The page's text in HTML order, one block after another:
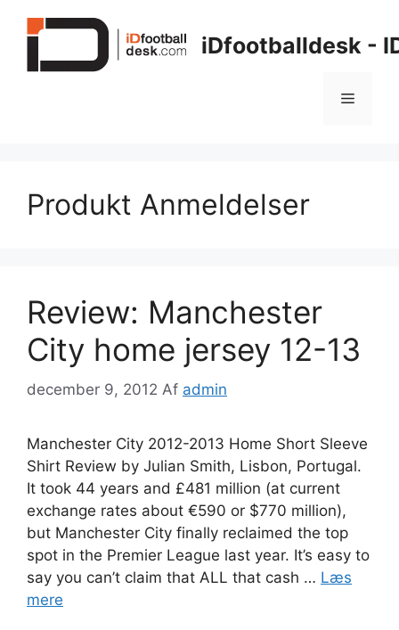
iDfootballdesk -
Menu
Produkt Anmeldelser
Review: Manchester
City home jersey 12-13
december 9, 2012 Af admin
Manchester City 2012-2013 Home Short Sleeve
Shirt Review by Julian Smith, Lisbon, Portugal.
It took 44 years and £481 million (at current
exchange rates about €590 or $770 million),
but Manchester City finally reclaimed the top
spot in the Premier League last year. It’s easy to
say you can’t claim that ALL that cash … Læs
mere